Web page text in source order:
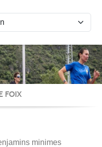
FOIX
minimes